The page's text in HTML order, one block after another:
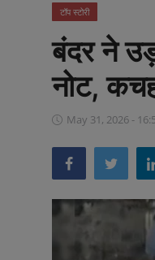
टॉप स्टोरी
टॉप स्टोरी
बंदर ने
नोट,
May 31, 2026 -